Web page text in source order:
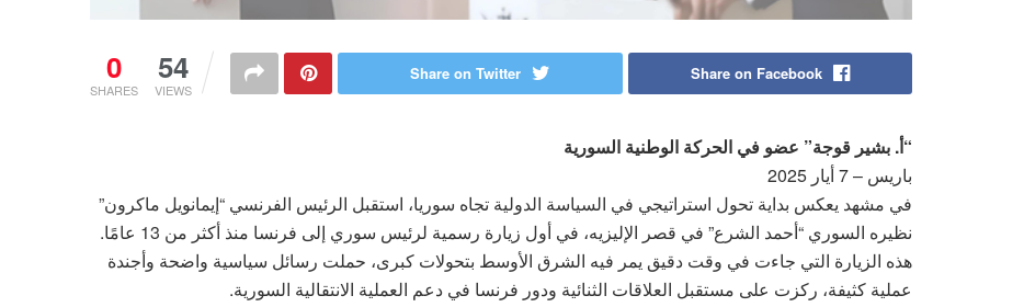
0
SHARES
54
VIEWS
Share on Facebook
Share on Twitter
“أ. بشير قوجة” عضو في الحركة الوطنية السورية
باريس – 7 أيار 2025
في مشهد يعكس بداية تحول استراتيجي في السياسة الدولية تجاه سوريا، استقبل الرئيس الفرنسي “إيمانويل ماكرون”
نظيره السوري “أحمد الشرع” في قصر الإليزيه، في أول زيارة رسمية لرئيس سوري إلى فرنسا منذ أكثر من 13 عامًا.
هذه الزيارة التي جاءت في وقت دقيق يمر فيه الشرق الأوسط بتحولات كبرى، حملت رسائل سياسية واضحة وأجندة
عملية كثيفة، ركزت على مستقبل العلاقات الثنائية ودور فرنسا في دعم العملية الانتقالية السورية.